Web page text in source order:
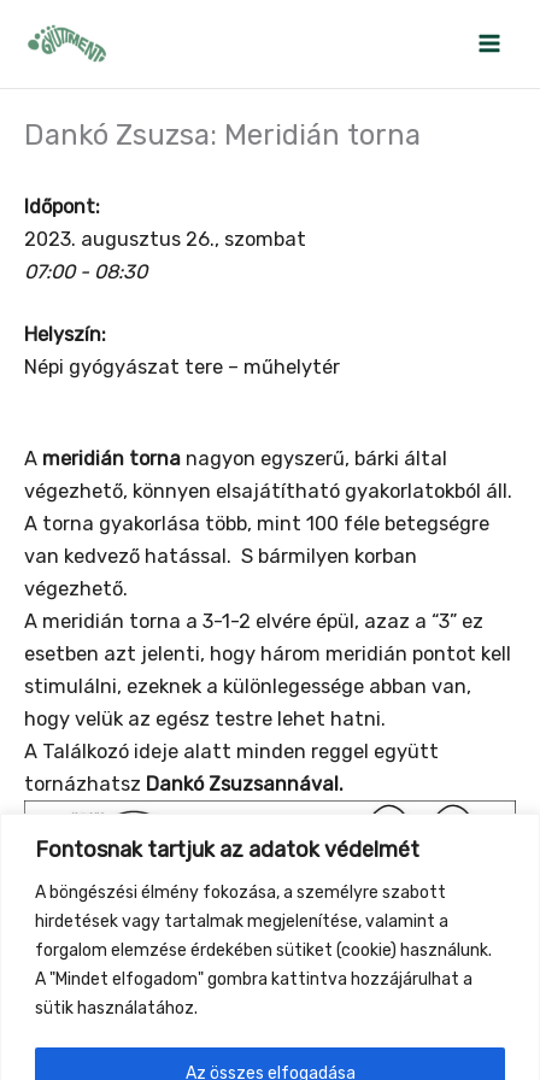
Fontosnak tartjuk az adatok védelmét
A böngészési élmény fokozása, a személyre szabott
hirdetések vagy tartalmak megjelenítése, valamint a
forgalom elemzése érdekében sütiket (cookie) használunk.
A "Mindet elfogadom" gombra kattintva hozzájárulhat a
sütik használatához.
Az összes elfogadása
Dankó Zsuzsa: Meridián torna
Időpont:
2023. augusztus 26., szombat
07:00 - 08:30
Helyszín:
Népi gyógyászat tere – műhelytér
A meridián torna nagyon egyszerű, bárki által
végezhető, könnyen elsajátítható gyakorlatokból áll.
A torna gyakorlása több, mint 100 féle betegségre
van kedvező hatással. S bármilyen korban
végezhető.
A meridián torna a 3-1-2 elvére épül, azaz a “3” ez
esetben azt jelenti, hogy három meridián pontot kell
stimulálni, ezeknek a különlegessége abban van,
hogy velük az egész testre lehet hatni.
A Találkozó ideje alatt minden reggel együtt
tornázhatsz Dankó Zsuzsannával.